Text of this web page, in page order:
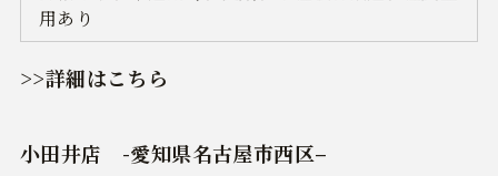
用あり
>>詳細はこちら
小田井店 -愛知県名古屋市西区–